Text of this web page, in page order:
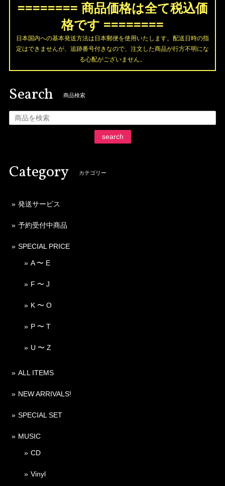
======== 商品価格は全て税込価
格です ========
日本国内への基本発送方法は日本郵便を使用いたします。配送日時の指
定はできませんが、追跡番号付きなので、注文した商品が行方不明にな
る心配がございません。
Search 商品検索
search
Category カテゴリー
発送サービス
予約受付中商品
SPECIAL PRICE
A 〜 E
F 〜 J
K 〜 O
P 〜 T
U 〜 Z
ALL ITEMS
NEW ARRIVALS!
SPECIAL SET
MUSIC
CD
Vinyl